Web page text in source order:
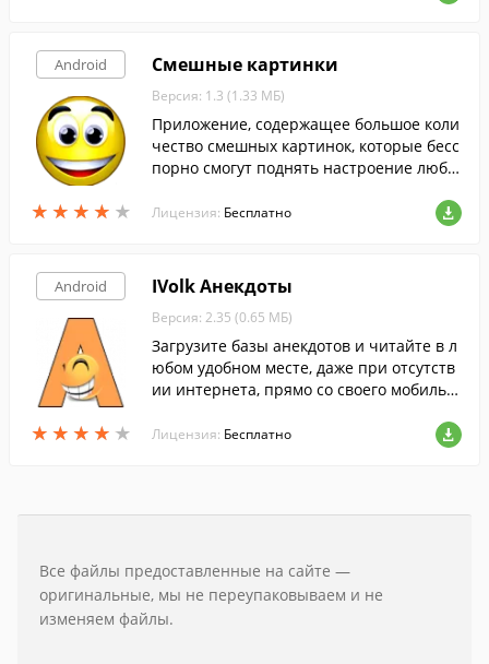
Android
★ ★ ★ ★ ★
★ ★ ★ ★ ★
Смешные картинки
Версия: 1.3 (1.33 МБ)
Приложение, содержащее большое коли
чество смешных картинок, которые бесс
порно смогут поднять настроение любо
Лицензия: Бесплатно
Android
★ ★ ★ ★ ★
★ ★ ★ ★ ★
IVolk Анекдоты
Версия: 2.35 (0.65 МБ)
Загрузите базы анекдотов и читайте в л
юбом удобном месте, даже при отсутств
ии интернета, прямо со своего мобильн
Лицензия: Бесплатно
Все файлы предоставленные на сайте —
оригинальные, мы не переупаковываем и не
изменяем файлы.